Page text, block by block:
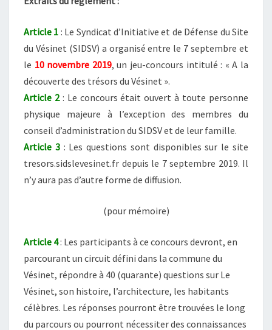
Article 1 : Le Syndicat d’Initiative et de Défense du Site
du Vésinet (SIDSV) a organisé entre le 7 septembre et
le 10 novembre 2019, un jeu-concours intitulé : « A la
découverte des trésors du Vésinet ».
Article 2: Le concours était ouvert à toute personne
physique majeure à l’exception des membres du
conseil d’administration du SIDSV et de leur famille.
Article 3: Les questions sont disponibles sur le site
tresors.sidslevesinet.fr depuis le 7 septembre 2019. Il
n’y aura pas d’autre forme de diffusion.
(pour mémoire)
Article 4: Les participants à ce concours devront, en
parcourant un circuit défini dans la commune du
Vésinet, répondre à 40 (quarante) questions sur Le
Vésinet, son histoire, l’architecture, les habitants
célèbres. Les réponses pourront être trouvées le long
du parcours ou pourront nécessiter des connaissances